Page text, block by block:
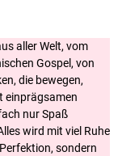
aller Welt, vom
Gospel, von
die bewegen,
einprägsamen
nur Spaß
wird mit viel Ruhe
sondern